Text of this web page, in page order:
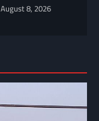
August 8, 2026